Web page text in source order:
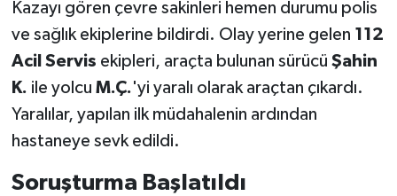
Kazayı gören çevre sakinleri hemen durumu polis
ve sağlık ekiplerine bildirdi. Olay yerine gelen 112
Acil Servis ekipleri, araçta bulunan sürücü Şahin
K. ile yolcu M.Ç.'yi yaralı olarak araçtan çıkardı.
Yaralılar, yapılan ilk müdahalenin ardından
hastaneye sevk edildi.
Soruşturma Başlatıldı